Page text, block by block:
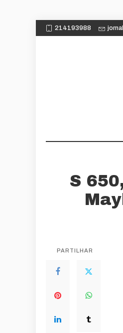
214193988
S
PARTILHAR